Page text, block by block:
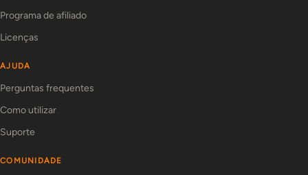
Programa de afiliado
Licenças
AJUDA
Perguntas frequentes
Como utilizar
Suporte
COMUNIDADE